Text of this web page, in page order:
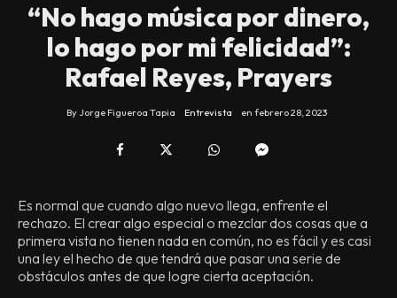
“No hago música por dinero,
lo hago por mi felicidad”:
Rafael Reyes, Prayers
By Jorge Figueroa Tapia Entrevista en febrero 28, 2023
Es normal que cuando algo nuevo llega, enfrente el
rechazo. El crear algo especial o mezclar dos cosas que a
primera vista no tienen nada en común, no es fácil y es casi
una ley el hecho de que tendrá que pasar una serie de
obstáculos antes de que logre cierta aceptación.